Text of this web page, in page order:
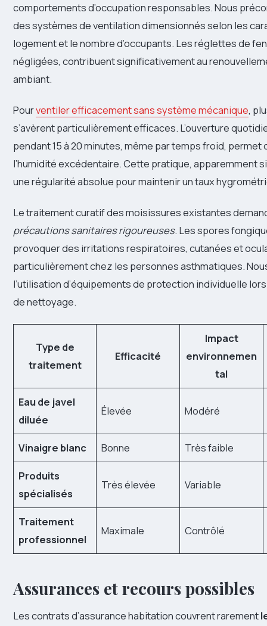
comportements d’occupation responsables. Nous
des systèmes de ventilation dimensionnés selon les
logement et le nombre d’occupants. Les réglettes de
négligées, contribuent significativement au
ambiant.
Pourventiler efficacement sans système mécanique,
s’avèrent particulièrement efficaces. L’ouverture
pendant 15 à 20 minutes, même par temps froid, permet
l’humidité excédentaire. Cette pratique, apparemment
une régularité absolue pour maintenir un taux
Le traitement curatif des moisissures existantes
précautions sanitaires rigoureuses. Les spores
provoquer des irritations respiratoires, cutanées et
particulièrement chez les personnes asthmatiques.
l’utilisation d’équipements de protection individuelle
de nettoyage.
Type de
traitement
Efficacité
Impact
environnemen
tal
Eau de javel
diluée
Élevée Modéré
Vinaigre blanc Bonne Très faible
Produits
spécialisés
Très élevée Variable
Traitement
professionnel
Maximale Contrôlé
Assurances et recours possibles
Les contrats d’assurance habitation couvrent rarement